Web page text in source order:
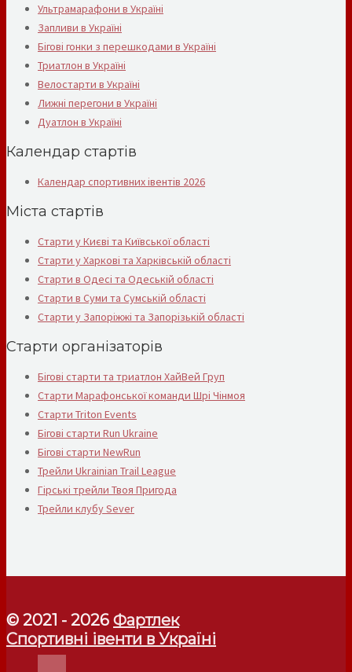
Ультрамарафони в Україні
Запливи в Україні
Бігові гонки з перешкодами в Україні
Триатлон в Україні
Велостарти в Україні
Лижні перегони в Україні
Дуатлон в Україні
Календар стартів
Календар спортивних івентів 2026
Міста стартів
Старти у Києві та Київської області
Старти у Харкові та Харківській області
Старти в Одесі та Одеській області
Старти в Суми та Сумській області
Старти у Запоріжжі та Запорізькій області
Старти організаторів
Бігові старти та триатлон ХайВей Груп
Старти Марафонської команди Шрі Чінмоя
Старти Triton Events
Бігові старти Run Ukraine
Бігові старти NewRun
Трейли Ukrainian Trail League
Гірські трейли Твоя Пригода
Трейли клубу Sever
© 2021 - 2026 Фартлек
Спортивні івенти в Україні